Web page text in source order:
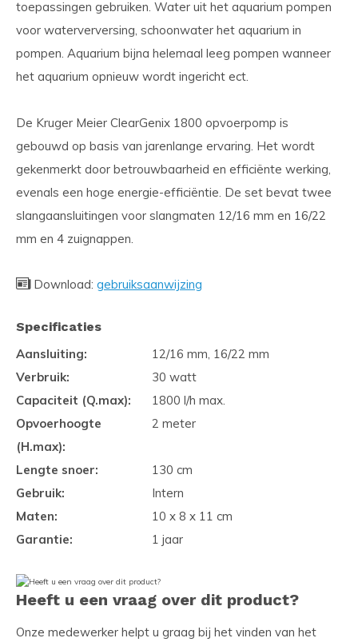
toepassingen gebruiken. Water uit het aquarium pompen
voor waterverversing, schoonwater het aquarium in
pompen. Aquarium bijna helemaal leeg pompen wanneer
het aquarium opnieuw wordt ingericht ect.
De Kruger Meier ClearGenix 1800 opvoerpomp is
gebouwd op basis van jarenlange ervaring. Het wordt
gekenmerkt door betrouwbaarheid en efficiënte werking,
evenals een hoge energie-efficiëntie. De set bevat twee
slangaansluitingen voor slangmaten 12/16 mm en 16/22
mm en 4 zuignappen.
Download: gebruiksaanwijzing
Specificaties
Aansluiting:
12/16 mm, 16/22 mm
Verbruik:
30 watt
Capaciteit (Q.max):
1800 l/h max.
Opvoerhoogte
(H.max):
2 meter
Lengte snoer:
130 cm
Gebruik:
Intern
Maten:
10 x 8 x 11 cm
Garantie:
1 jaar
Heeft u een vraag over dit product?
Onze medewerker helpt u graag bij het vinden van het